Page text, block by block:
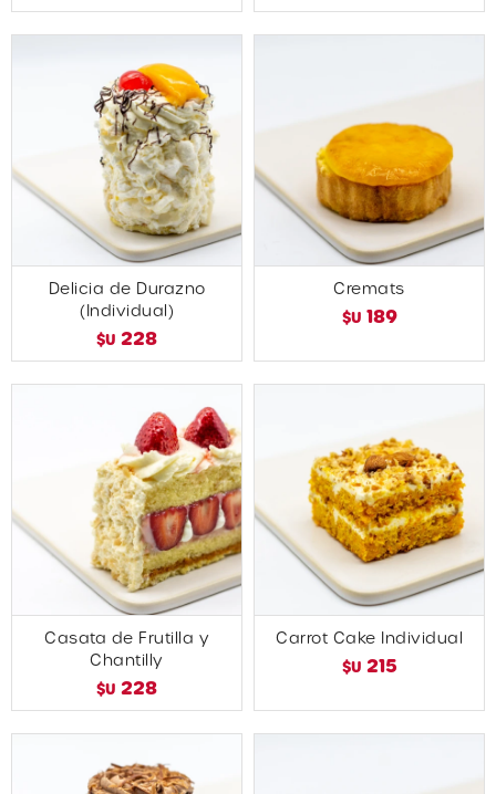
Delicia de Durazno
(Individual)
$U 228
Cremats
$U 189
Casata de Frutilla y
Chantilly
$U 228
Carrot Cake Individual
$U 215